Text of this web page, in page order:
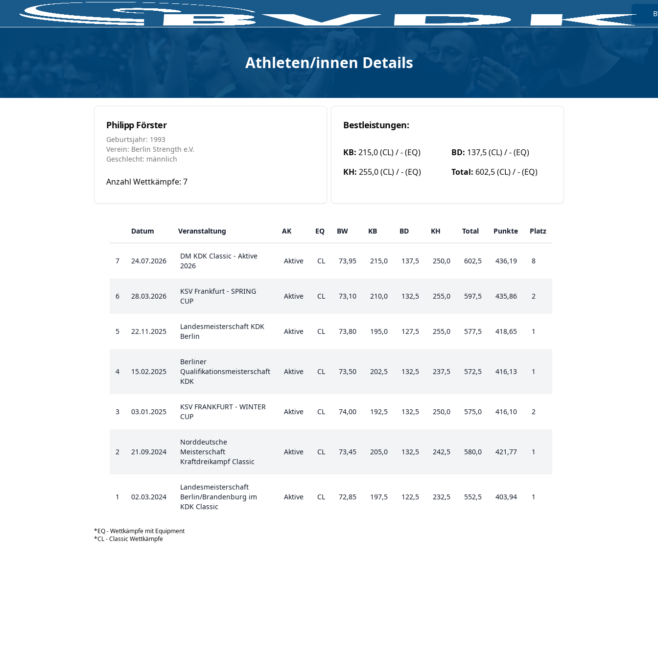
Home
Info
Athleten/innen Details
Philipp Förster
Geburtsjahr: 1993
Verein: Berlin Strength e.V.
Geschlecht: männlich
Anzahl Wettkämpfe: 7
Bestleistungen:
KB: 215,0 (CL) / - (EQ) BD: 137,5 (CL) / - (EQ)
KH: 255,0 (CL) / - (EQ) Total: 602,5 (CL) / - (EQ)
Datum Veranstaltung AK EQ BW KB BD KH Total Punkte Platz
7 24.07.2026
DM KDK Classic - Aktive
2026
Aktive CL 73,95 215,0 137,5 250,0 602,5 436,19 8
6 28.03.2026
KSV Frankfurt - SPRING
CUP
Aktive CL 73,10 210,0 132,5 255,0 597,5 435,86 2
5 22.11.2025
Landesmeisterschaft KDK
Berlin
Aktive CL 73,80 195,0 127,5 255,0 577,5 418,65 1
4 15.02.2025
Berliner
Qualifikationsmeisterschaft
KDK
Aktive CL 73,50 202,5 132,5 237,5 572,5 416,13 1
3 03.01.2025
KSV FRANKFURT - WINTER
CUP
Aktive CL 74,00 192,5 132,5 250,0 575,0 416,10 2
2 21.09.2024
Norddeutsche
Meisterschaft
Kraftdreikampf Classic
Aktive CL 73,45 205,0 132,5 242,5 580,0 421,77 1
1 02.03.2024
Landesmeisterschaft
Berlin/Brandenburg im
KDK Classic
Aktive CL 72,85 197,5 122,5 232,5 552,5 403,94 1
*EQ - Wettkämpfe mit Equipment
*CL - Classic Wettkämpfe